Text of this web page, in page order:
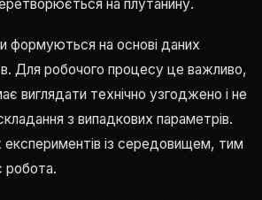
на плутанину.
формуються на основі даних
Для робочого процесу це важливо,
виглядати технічно узгоджено і не
з випадкових параметрів.
із середовищем, тим
робота.